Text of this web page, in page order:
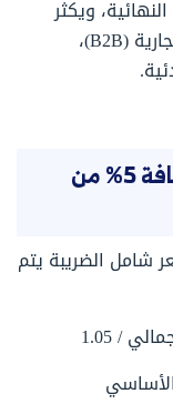
ويكثر
استخدام هذا المصطلح في المعاملات التجارية (B2B)،
كيف أحسب ضريبة القيمة المضافة 5% من
المضافة 5% من سعر شامل الضريبة يتم
/ 1.05